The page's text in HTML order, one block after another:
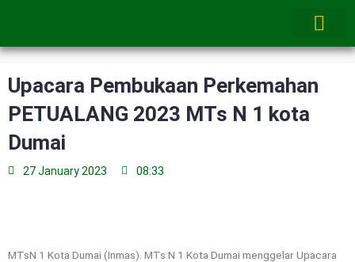
Upacara Pembukaan Perkemahan
PETUALANG 2023 MTs N 1 kota
Dumai
27 January 2023 08:33
MTsN 1 Kota Dumai (Inmas). MTs N 1 Kota Dumai menggelar Upacara